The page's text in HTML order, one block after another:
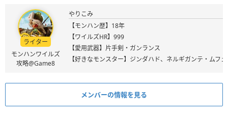
ライター
モンハンワイルズ
攻略@Game8
やりこみ
【モンハン歴】18年
【ワイルズHR】999
【愛用武器】片手剣・ガンランス
【好きなモンスター】ジンダハド、ネルギガンテ・ムフ
メンバーの情報を見る